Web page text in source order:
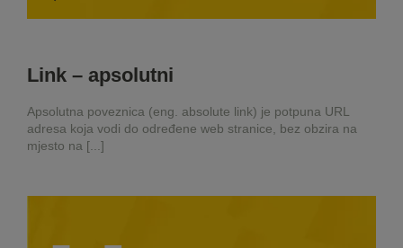
Link – apsolutni
Apsolutna poveznica (eng. absolute link) je potpuna URL
adresa koja vodi do određene web stranice, bez obzira na
mjesto na [...]